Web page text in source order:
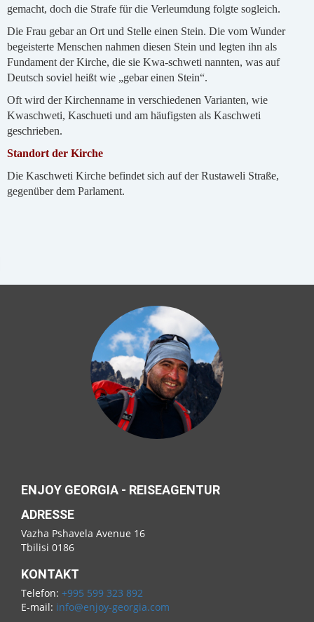
gemacht, doch die Strafe für die Verleumdung folgte sogleich.
Die Frau gebar an Ort und Stelle einen Stein. Die vom Wunder
begeisterte Menschen nahmen diesen Stein und legten ihn als
Fundament der Kirche, die sie Kwa-schweti nannten, was auf
Deutsch soviel heißt wie „gebar einen Stein“.
Oft wird der Kirchenname in verschiedenen Varianten, wie
Kwaschweti, Kaschueti und am häufigsten als Kaschweti
geschrieben.
Standort der Kirche
Die Kaschweti Kirche befindet sich auf der Rustaweli Straße,
gegenüber dem Parlament.
ENJOY GEORGIA - REISEAGENTUR
ADRESSE
Vazha Pshavela Avenue 16
Tbilisi 0186
KONTAKT
Telefon: +995 599 323 892
E-mail: info@enjoy-georgia.com